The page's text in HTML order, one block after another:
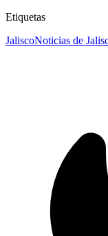
Etiquetas
JaliscoNoticias de